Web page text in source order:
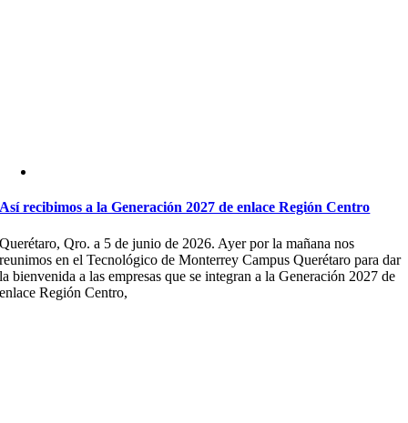
Así recibimos a la Generación 2027 de enlace Región Centro
Querétaro, Qro. a 5 de junio de 2026. Ayer por la mañana nos
reunimos en el Tecnológico de Monterrey Campus Querétaro para dar
la bienvenida a las empresas que se integran a la Generación 2027 de
enlace Región Centro,